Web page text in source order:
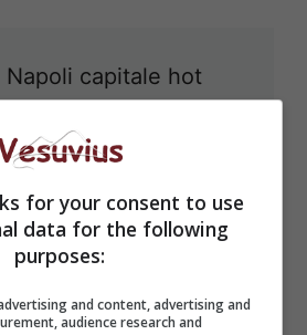
capitale hot
di scippi, turisti
17 Luglio 2011
for your consent to use
data for the following
purposes:
and content, advertising and
audience research and